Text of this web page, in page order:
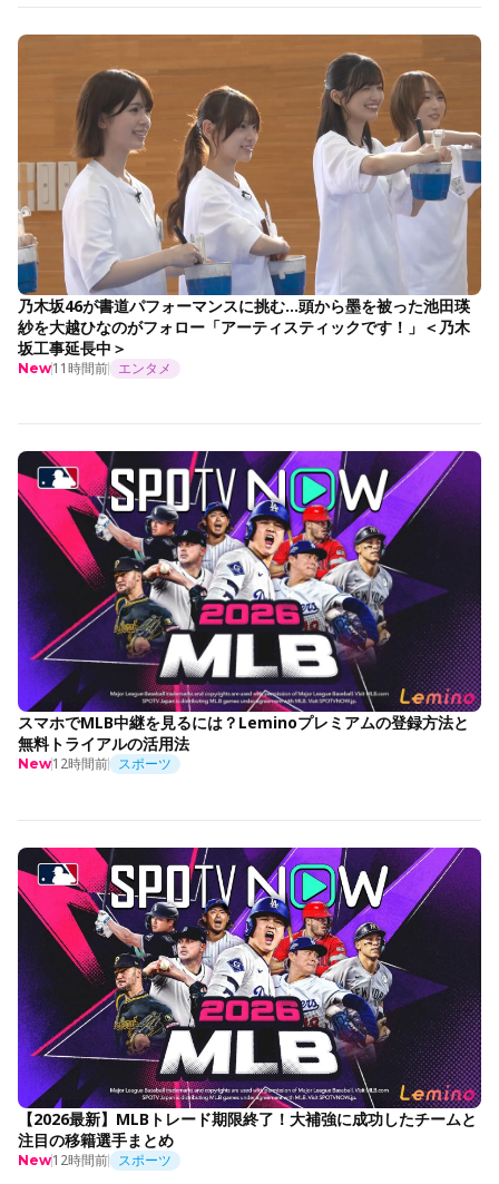
乃木坂46が書道パフォーマンスに挑む…頭から墨を被った池田瑛
紗を大越ひなのがフォロー「アーティスティックです！」＜乃木
坂工事延長中＞
New11時間前 エンタメ
スマホでMLB中継を見るには？Leminoプレミアムの登録方法と
無料トライアルの活用法
New12時間前 スポーツ
【2026最新】MLBトレード期限終了！大補強に成功したチームと
注目の移籍選手まとめ
New12時間前 スポーツ